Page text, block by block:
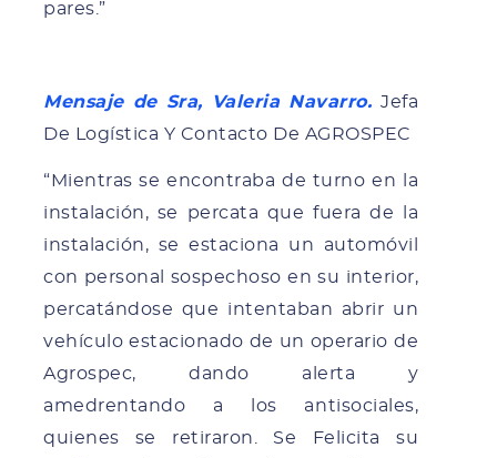
pares.”
Mensaje de Sra, Valeria Navarro. Jefa
De Logística Y Contacto De AGROSPEC
“Mientras se encontraba de turno en la
instalación, se percata que fuera de la
instalación, se estaciona un automóvil
con personal sospechoso en su interior,
percatándose que intentaban abrir un
vehículo estacionado de un operario de
Agrospec, dando alerta y
amedrentando a los antisociales,
quienes se retiraron. Se Felicita su